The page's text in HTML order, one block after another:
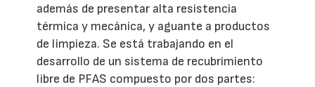
además de presentar alta resistencia
térmica y mecánica, y aguante a productos
de limpieza. Se está trabajando en el
desarrollo de un sistema de recubrimiento
libre de PFAS compuesto por dos partes: